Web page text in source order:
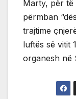
Marty, për
përmban
trajtime
luftës së vitit
organesh në